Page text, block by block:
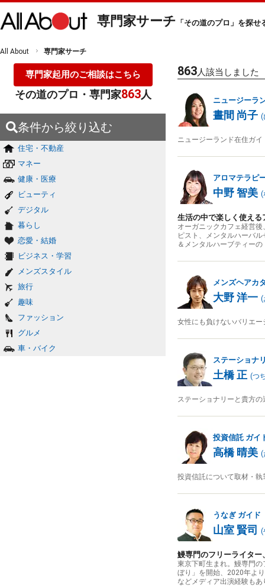
専門家サーチ 「その道のプロ」を探せ
All About 専門家サーチ
専門家起用のご相談はこちら
その道のプロ・専門家863人
条件から絞り込む
住宅・不動産
マネー
健康・医療
ビューティ
デジタル
暮らし
恋愛・結婚
ビジネス・学習
メンズスタイル
旅行
趣味
ファッション
グルメ
車・バイク
863人該当しました
ニュージーラ
晝間 尚子 (
ニュージーランド在住ガ
アロマテラピ
中野 智美 (
生活の中で楽しく使え
オーガニックカフェ経営
ピスト、メンタルハーバ
＆メンタルハーブティー
メンズヘアカ
大野 洋一 (
女性にも負けないバリエ
ステーショナ
土橋 正 (つ
ステーショナリーと貴方
投資信託 ガイ
高橋 晴美 (
投資信託について取材・
うなぎ ガイド
山室 賢司 (
鰻専門のフリーライター
東京下町生まれ。鰻専門
ぼり」を開始、2020年よ
などメディア出演経験もあ